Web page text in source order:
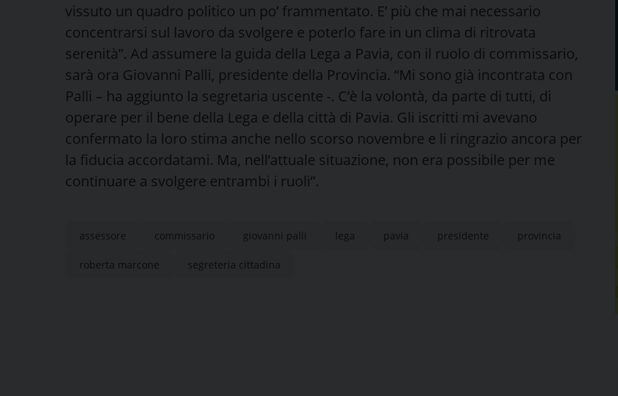
vissuto un quadro politico un po’ frammentato. E’ più che mai necessario
concentrarsi sul lavoro da svolgere e poterlo fare in un clima di ritrovata
serenità”. Ad assumere la guida della Lega a Pavia, con il ruolo di commissario,
sarà ora Giovanni Palli, presidente della Provincia. “Mi sono già incontrata con
Palli – ha aggiunto la segretaria uscente -. C’è la volontà, da parte di tutti, di
operare per il bene della Lega e della città di Pavia. Gli iscritti mi avevano
confermato la loro stima anche nello scorso novembre e li ringrazio ancora per
la fiducia accordatami. Ma, nell’attuale situazione, non era possibile per me
continuare a svolgere entrambi i ruoli”.
assessore commissario giovanni palli lega pavia presidente provincia
roberta marcone segreteria cittadina